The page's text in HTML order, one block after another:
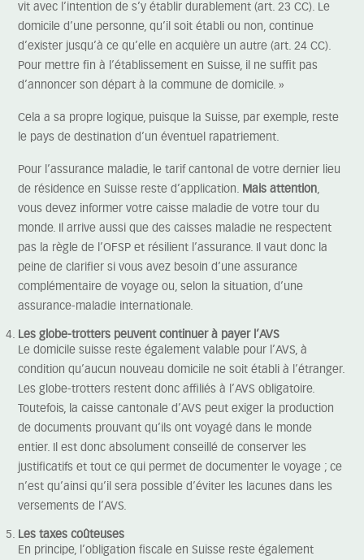
vit avec l’intention de s’y établir durablement (art. 23 CC). Le
domicile d’une personne, qu’il soit établi ou non, continue
d’exister jusqu’à ce qu’elle en acquière un autre (art. 24 CC).
Pour mettre fin à l’établissement en Suisse, il ne suffit pas
d’annoncer son départ à la commune de domicile. »
Cela a sa propre logique, puisque la Suisse, par exemple, reste
le pays de destination d’un éventuel rapatriement.
Pour l’assurance maladie, le tarif cantonal de votre dernier lieu
de résidence en Suisse reste d’application. Mais attention,
vous devez informer votre caisse maladie de votre tour du
monde. Il arrive aussi que des caisses maladie ne respectent
pas la règle de l’OFSP et résilient l’assurance. Il vaut donc la
peine de clarifier si vous avez besoin d’une assurance
complémentaire de voyage ou, selon la situation, d’une
assurance-maladie internationale.
Les globe-trotters peuvent continuer à payer l’AVS
Le domicile suisse reste également valable pour l’AVS, à
condition qu’aucun nouveau domicile ne soit établi à l’étranger.
Les globe-trotters restent donc affiliés à l’AVS obligatoire.
Toutefois, la caisse cantonale d’AVS peut exiger la production
de documents prouvant qu’ils ont voyagé dans le monde
entier. Il est donc absolument conseillé de conserver les
justificatifs et tout ce qui permet de documenter le voyage ; ce
n’est qu’ainsi qu’il sera possible d’éviter les lacunes dans les
versements de l’AVS.
Les taxes coûteuses
En principe, l’obligation fiscale en Suisse reste également